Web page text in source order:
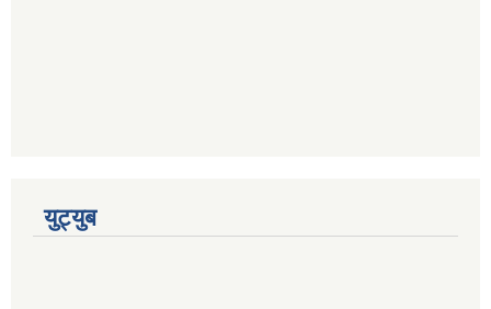
युट्युब